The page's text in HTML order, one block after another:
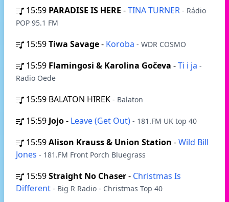
15:59 PARADISE IS HERE -TINA TURNER - Rádio
POP 95.1 FM
15:59Tiwa Savage- Koroba - WDR COSMO
15:59 Flamingosi & Karolina Gočeva -Ti i ja -
Radio Oede
15:59 BALATON HIREK - Balaton
15:59 Jojo- Leave (Get Out) - 181.FM UK top 40
15:59Alison Krauss & Union Station -Wild Bill
Jones - 181.FM Front Porch Bluegrass
15:59Straight No Chaser- Christmas Is
Different - Big R Radio - Christmas Top 40